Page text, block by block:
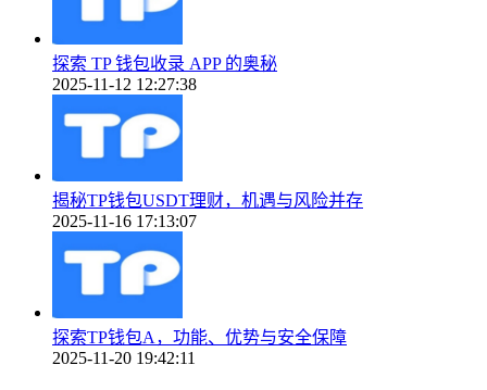
探索 TP 钱包收录 APP 的奥秘
2025-11-12 12:27:38
揭秘TP钱包USDT理财，机遇与风险并存
2025-11-16 17:13:07
探索TP钱包A，功能、优势与安全保障
2025-11-20 19:42:11